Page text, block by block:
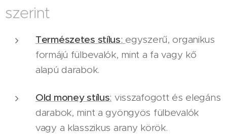
szerint
Természetes stílus: egyszerű, organikus
formájú fülbevalók, mint a fa vagy kő
alapú darabok.
Old money stílus: visszafogott és elegáns
darabok, mint a gyöngyös fülbevalók
vagy a klasszikus arany körök.